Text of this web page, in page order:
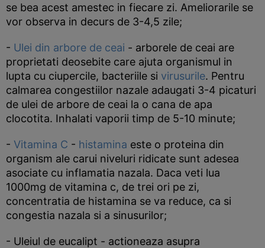
se bea acest amestec in fiecare zi. Ameliorarile se
vor observa in decurs de 3-4,5 zile;
- Ulei din arbore de ceai - arborele de ceai are
proprietati deosebite care ajuta organismul in
lupta cu ciupercile, bacteriile si virusurile. Pentru
calmarea congestiilor nazale adaugati 3-4 picaturi
de ulei de arbore de ceai la o cana de apa
clocotita. Inhalati vaporii timp de 5-10 minute;
- Vitamina C - histamina este o proteina din
organism ale carui niveluri ridicate sunt adesea
asociate cu inflamatia nazala. Daca veti lua
1000mg de vitamina c, de trei ori pe zi,
concentratia de histamina se va reduce, ca si
congestia nazala si a sinusurilor;
- Uleiul de eucalipt - actioneaza asupra